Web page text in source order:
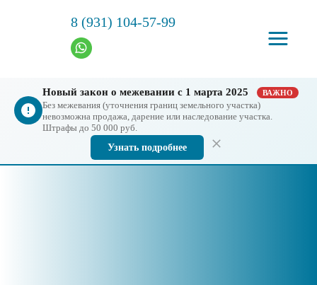
8 (931) 104-57-99
Новый закон о межевании с 1 марта 2025 ВАЖНО
Без межевания (уточнения границ земельного участка)
невозможна продажа, дарение или наследование участка.
Штрафы до 50 000 руб.
Узнать подробнее